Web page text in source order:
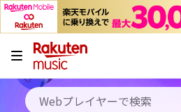
キャンペーン
料金プラン
使い方